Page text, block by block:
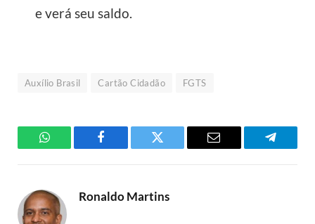
e verá seu saldo.
Auxílio Brasil Cartão Cidadão FGTS
WhatsAppFacebook Twitter Email
Ronaldo Martins